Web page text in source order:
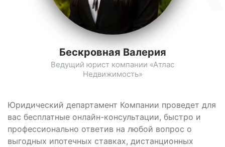
Юридический департамент Компании проведет для
вас бесплатные онлайн-консультации, быстро и
профессионально ответив на любой вопрос о
выгодных ипотечных ставках, дистанционных
Бескровная Валерия
Ведущий юрист компании «Атлас
Недвижимость»